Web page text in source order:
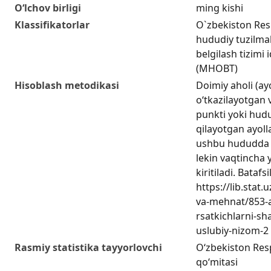
O‘lchov birligi
ming kishi
Klassifikatorlar
O`zbekiston
hududiy
belgilash tizimi
(MHOBT)
Hisoblash metodikasi
Doimiy aholi
o‘tkazilayotgan
punkti yoki
qilayotgan
ushbu
lekin vaqtincha
kiritiladi.
https://
va-mehnat/
rsatkichlarni-
uslubiy-nizom-2
Rasmiy statistika tayyorlovchi
O‘zbekiston
qo‘mitasi